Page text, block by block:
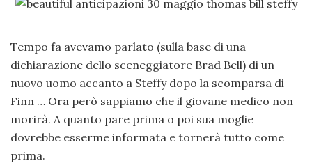
Tempo fa avevamo parlato (sulla base di una
dichiarazione dello sceneggiatore Brad Bell) di un
nuovo uomo accanto a Steffy dopo la scomparsa di
Finn … Ora però sappiamo che il giovane medico non
morirà. A quanto pare prima o poi sua moglie
dovrebbe esserme informata e tornerà tutto come
prima.